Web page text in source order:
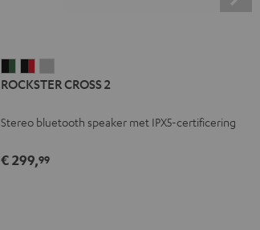
CROSS
Black
Green
CROSS
Zwart
Rood
CROSS
Light
ROCKSTER CROSS 2
Stereo bluetooth speaker met IPX5-certificering
€ 299,99